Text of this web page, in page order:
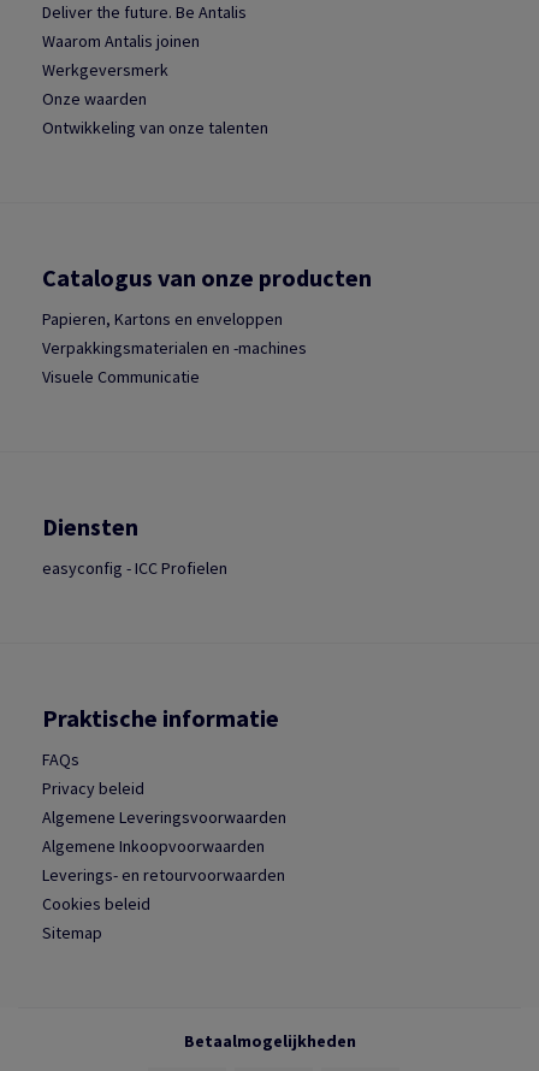
Deliver the future. Be Antalis
Waarom Antalis joinen
Werkgeversmerk
Onze waarden
Ontwikkeling van onze talenten
Catalogus van onze producten
Papieren, Kartons en enveloppen
Verpakkingsmaterialen en -machines
Visuele Communicatie
Diensten
easyconfig - ICC Profielen
Praktische informatie
FAQs
Privacy beleid
Algemene Leveringsvoorwaarden
Algemene Inkoopvoorwaarden
Leverings- en retourvoorwaarden
Cookies beleid
Sitemap
Betaalmogelijkheden